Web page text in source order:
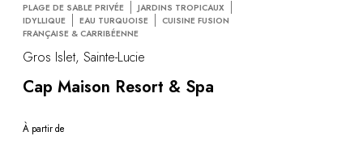
PLAGE DE SABLE PRIVÉE
JARDINS TROPICAUX
IDYLLIQUE
EAU TURQUOISE
CUISINE FUSION
FRANÇAISE & CARRIBÉENNE
Gros Islet, Sainte-Lucie
Cap Maison Resort & Spa
À partir de